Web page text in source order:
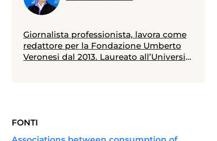
Giornalista professionista, lavora come
redattore per la Fondazione Umberto
Veronesi dal 2013. Laureato all’Università
Messe alle spalle alcune esperienze
radiotelevisive, attualmente collabora
FONTI